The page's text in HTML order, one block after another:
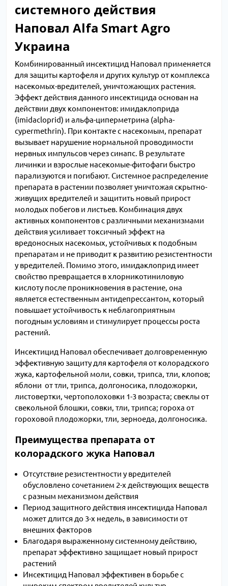
системного действия
Наповал Alfa Smart Agro
Украина
Комбинированный инсектицид Наповал применяется
для защиты картофеля и других культур от комплекса
насекомых-вредителей, уничтожающих растения.
Эффект действия данного инсектицида основан на
действии двух компонентов: имидаклоприда
(іmidacloprid) и альфа-циперметрина (аlpha-
cypermethrin). При контакте с насекомым, препарат
вызывает нарушение нормальной проводимости
нервных импульсов через синапс. В результате
личинки и взрослые насекомые-фитофаги быстро
парализуются и погибают. Системное распределение
препарата в растении позволяет уничтожая скрытно-
живущих вредителей и защитить новый прирост
молодых побегов и листьев. Комбинация двух
активных компонентов с различными механизмами
действия усиливает токсичный эффект на
вредоносных насекомых, устойчивых к подобным
препаратам и не приводит к развитию резистентности
у вредителей. Помимо этого, имидаклоприд имеет
свойство превращается в хлорникотиниловую
кислоту после проникновения в растение, она
является естественным антидепрессантом, который
повышает устойчивость к неблагоприятным
погодным условиям и стимулирует процессы роста
растений.
Инсектицид Наповал обеспечивает долговременную
эффективную защиту для картофеля от колорадского
жука, картофельной моли, совки, трипса, тли, клопов;
яблони от тли, трипса, долгоносика, плодожорки,
листовертки, чертополоховки 1-3 возраста; свеклы от
свекольной блошки, совки, тли, трипса; гороха от
гороховой плодожорки, тли, зерноеда, долгоносика.
Преимущества препарата от
колорадского жука Наповал
Отсутствие резистентности у вредителей
обусловлено сочетанием 2-х действующих веществ
с разным механизмом действия
Период защитного действия инсектицида Наповал
может длится до 3-х недель, в зависимости от
внешних факторов
Благодаря выраженному системному действию,
препарат эффективно защищает новый прирост
растений
Инсектицид Наповал эффективен в борьбе с